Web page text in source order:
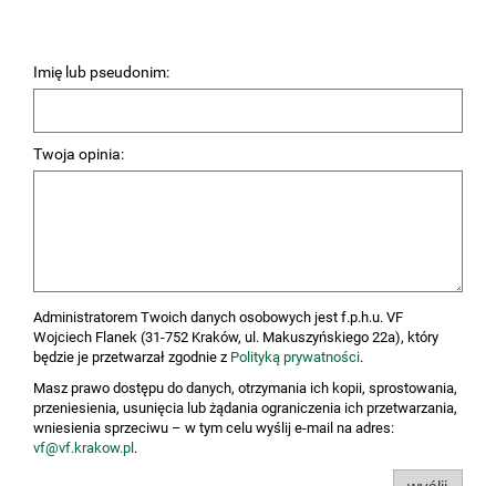
Imię lub pseudonim:
Twoja opinia:
Administratorem Twoich danych osobowych jest f.p.h.u. VF
Wojciech Flanek (31-752 Kraków, ul. Makuszyńskiego 22a), który
będzie je przetwarzał zgodnie z Polityką prywatności.
Masz prawo dostępu do danych, otrzymania ich kopii, sprostowania,
przeniesienia, usunięcia lub żądania ograniczenia ich przetwarzania,
wniesienia sprzeciwu – w tym celu wyślij e-mail na adres:
vf@vf.krakow.pl .